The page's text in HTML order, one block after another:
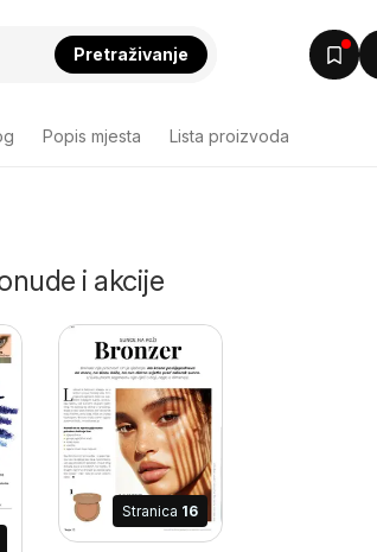
Pretraživanje
Popis mjesta Lista proizvoda
i akcije
Stranica 16